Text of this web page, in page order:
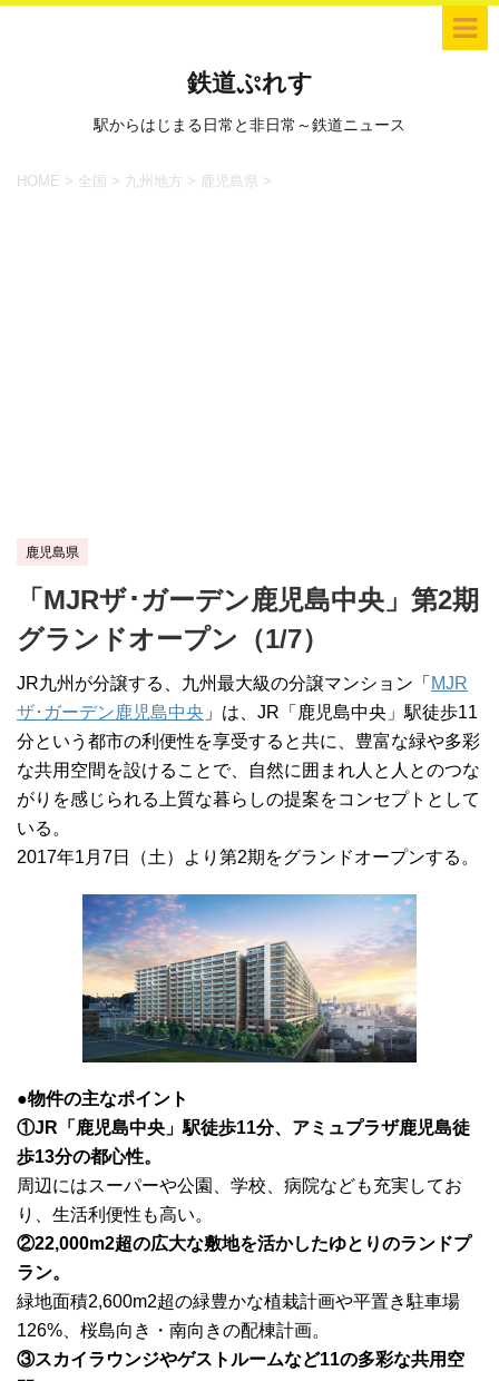
鉄道ぷれす
駅からはじまる日常と非日常～鉄道ニュース
HOME > 全国 > 九州地方 > 鹿児島県 >
鹿児島県
「MJRザ･ガーデン鹿児島中央」第2期
グランドオープン（1/7）
JR九州が分譲する、九州最大級の分譲マンション「 MJR
ザ･ガーデン鹿児島中央 」は、JR「鹿児島中央」駅徒歩11
分という都市の利便性を享受すると共に、豊富な緑や多彩
な共用空間を設けることで、自然に囲まれ人と人とのつな
がりを感じられる上質な暮らしの提案をコンセプトとして
いる。
2017年1月7日（土）より第2期をグランドオープンする。
●物件の主なポイント
①JR「鹿児島中央」駅徒歩11分、アミュプラザ鹿児島徒
歩13分の都心性。
周辺にはスーパーや公園、学校、病院なども充実してお
り、生活利便性も高い。
②22,000m2超の広大な敷地を活かしたゆとりのランドプ
ラン。
緑地面積2,600m2超の緑豊かな植栽計画や平置き駐車場
126%、桜島向き・南向きの配棟計画。
③スカイラウンジやゲストルームなど11の多彩な共用空